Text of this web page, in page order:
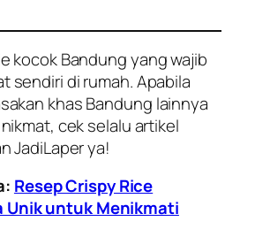
kocok Bandung yang wajib
sendiri di rumah. Apabila
khas Bandung lainnya
cek selalu artikel
JadiLaper ya!
Resep Crispy Rice
Unik untuk Menikmati